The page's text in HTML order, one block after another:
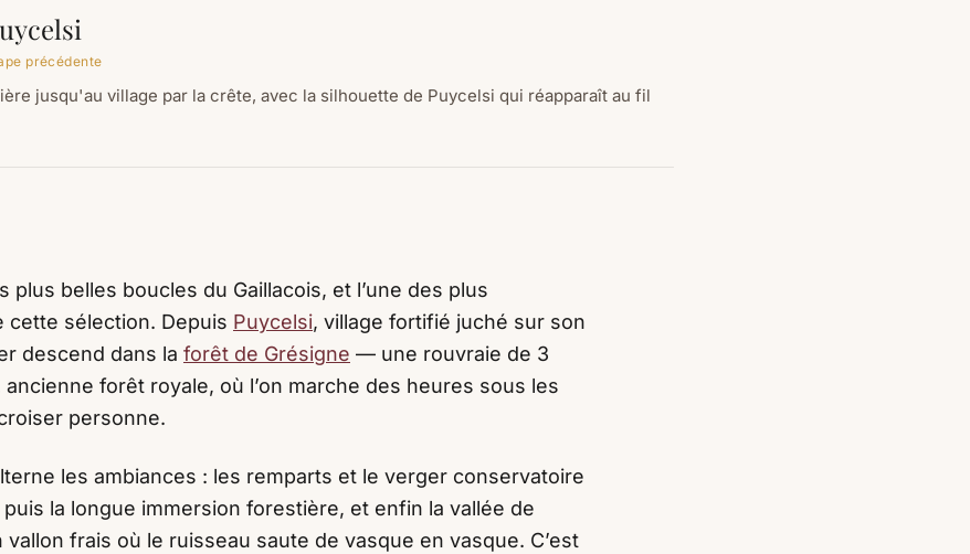
précédente
jusqu'au village par la crête, avec la silhouette de Puycelsi qui réapparaît au fil
plus belles boucles du Gaillacois, et l’une des plus
cette sélection. Depuis Puycelsi, village fortifié juché sur son
descend dans la forêt de Grésigne — une rouvraie de 3
forêt royale, où l’on marche des heures sous les
personne.
les ambiances : les remparts et le verger conservatoire
la longue immersion forestière, et enfin la vallée de
vallon frais où le ruisseau saute de vasque en vasque. C’est